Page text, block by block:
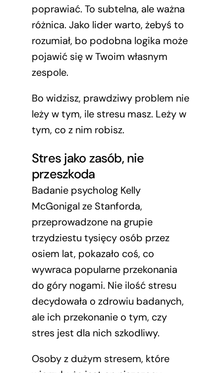
poprawiać. To subtelna, ale ważna
różnica. Jako lider warto, żebyś to
rozumiał, bo podobna logika może
pojawić się w Twoim własnym
zespole.
Bo widzisz, prawdziwy problem nie
leży w tym, ile stresu masz. Leży w
tym, co z nim robisz.
Stres jako zasób, nie
przeszkoda
Badanie psycholog Kelly
McGonigal ze Stanforda,
przeprowadzone na grupie
trzydziestu tysięcy osób przez
osiem lat, pokazało coś, co
wywraca popularne przekonania
do góry nogami. Nie ilość stresu
decydowała o zdrowiu badanych,
ale ich przekonanie o tym, czy
stres jest dla nich szkodliwy.
Osoby z dużym stresem, które